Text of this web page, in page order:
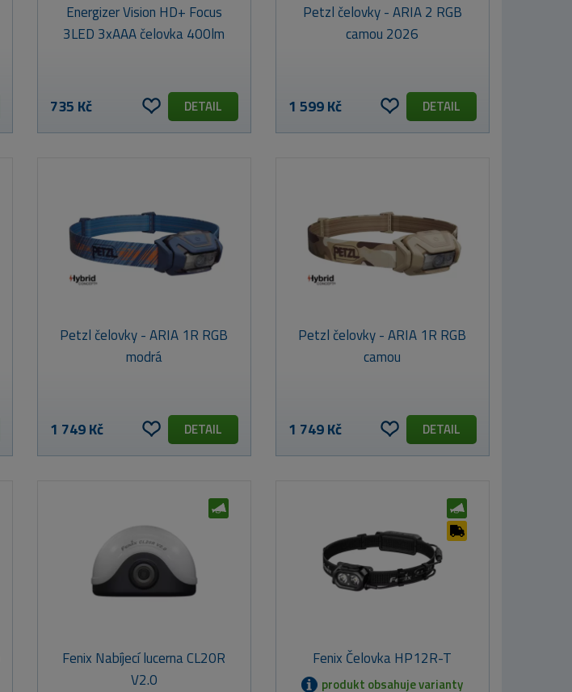
Energizer Vision HD+ Focus
3LED 3xAAA čelovka 400lm
735 Kč DETAIL
Petzl čelovky - ARIA 2 RGB
camou 2026
1 599 Kč DETAIL
Petzl čelovky - ARIA 1R RGB
modrá
1 749 Kč DETAIL
Petzl čelovky - ARIA 1R RGB
camou
1 749 Kč DETAIL
Fenix Nabíjecí lucerna CL20R
V2.0
Fenix Čelovka HP12R-T
produkt obsahuje varianty